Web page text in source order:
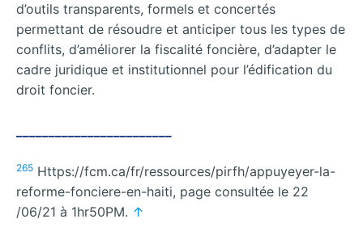
d’outils transparents, formels et concertés
permettant de résoudre et anticiper tous les types de
conflits, d’améliorer la fiscalité foncière, d’adapter le
cadre juridique et institutionnel pour l’édification du
droit foncier.
265 Https://fcm.ca/fr/ressources/pirfh/appuyeyer-la-
reforme-fonciere-en-haiti, page consultée le 22
/06/21 à 1hr50PM. ↑